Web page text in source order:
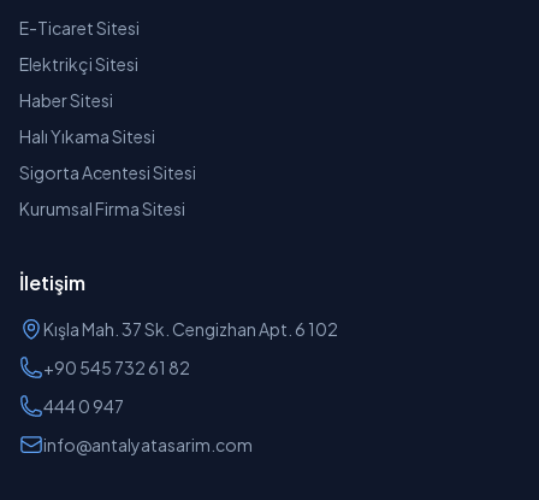
E-Ticaret Sitesi
Elektrikçi Sitesi
Haber Sitesi
Halı Yıkama Sitesi
Sigorta Acentesi Sitesi
Kurumsal Firma Sitesi
İletişim
Kışla Mah. 37 Sk. Cengizhan Apt. 6 102
+90 545 732 61 82
444 0 947
info@antalyatasarim.com